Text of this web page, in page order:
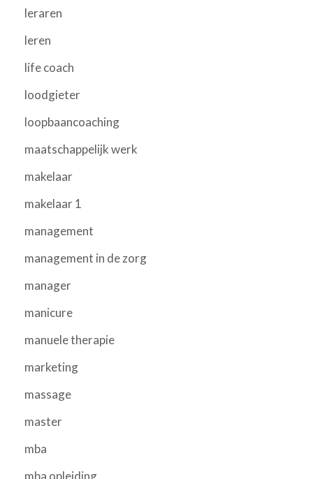
leraren
leren
life coach
loodgieter
loopbaancoaching
maatschappelijk werk
makelaar
makelaar 1
management
management in de zorg
manager
manicure
manuele therapie
marketing
massage
master
mba
mba opleiding